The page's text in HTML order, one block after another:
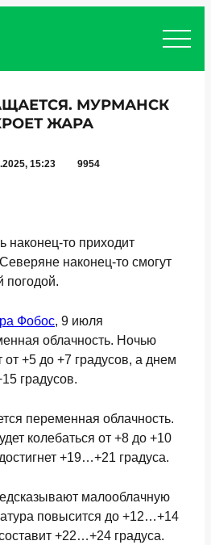
МУРМАНСК
ЖАРА
15:23 9954
наконец-то приходит
наконец-то смогут
погодой.
Фобос, 9 июля
облачность. Ночью
от +5 до +7 градусов, а днем
градусов.
переменная облачность.
колебаться от +8 до +10
+19…+21 градуса.
малооблачную
повысится до +12…+14
+22…+24 градуса.